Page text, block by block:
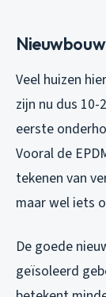
Veel huizen
zijn nu dus
eerste
Vooral de
tekenen van
maar wel iets
De goede
geïsoleerd